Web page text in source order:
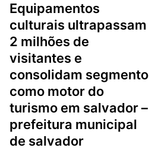
equipamentos
culturais ultrapassam
2 milhões de
visitantes e
consolidam segmento
como motor do
turismo em salvador –
prefeitura municipal
de salvador